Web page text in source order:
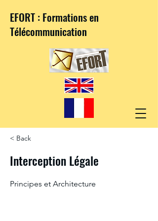
EFORT : Formations en
Télécommunication
< Back
Interception Légale
Principes et Architecture